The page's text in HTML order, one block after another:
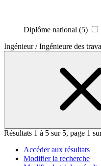
Diplôme national (5)
Ingénieur / Ingénieure des
Résultats 1 à 5 sur 5, page 1
Accéder aux résultats
Modifier la recherche